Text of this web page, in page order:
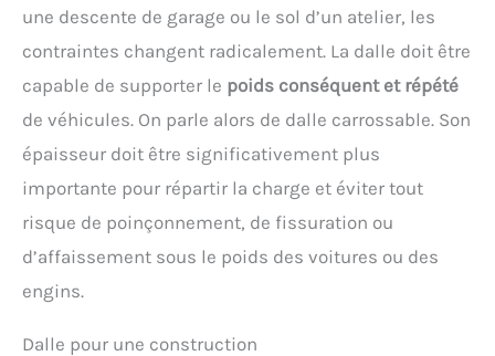
estéhtique dans tout espace extérieur
Entretien facile : coin lounge en matériau facile
d'entretien ; le polyrotin se nettoie d'un simple
coup de chiffon humide ; plateau en verre facile à
nettoyer ; housses lavables en tissu polyester
robuste
une descente de garage ou le sol d’un atelier, les
contraintes changent radicalement. La dalle doit être
capable de supporter le poids conséquent et répété
de véhicules. On parle alors de dalle carrossable. Son
épaisseur doit être significativement plus
importante pour répartir la charge et éviter tout
risque de poinçonnement, de fissuration ou
d’affaissement sous le poids des voitures ou des
engins.
Dalle pour une construction